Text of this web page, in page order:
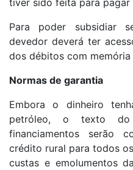
tiver sido feita para pagar
Para poder subsidiar
devedor deverá ter
dos débitos com memória
Normas de garantia
Embora o dinheiro
petróleo, o texto
financiamentos serão
crédito rural para todos
custas e emolumentos